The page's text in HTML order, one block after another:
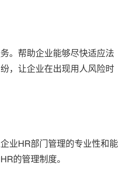
。帮助企业能够尽快适应法
，让企业在出现用人风险时
业HR部门管理的专业性和能
的管理制度。